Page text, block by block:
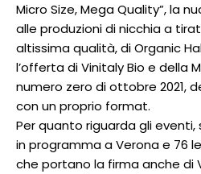
Micro Size, Mega Quality”, la
alle produzioni di nicchia a
altissima qualità, di Organic
l’offerta di Vinitaly Bio e della
numero zero di ottobre 2021,
con un proprio format.
Per quanto riguarda gli eventi,
in programma a Verona e 76
che portano la firma anche di